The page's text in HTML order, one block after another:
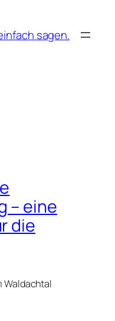
sagen.
– eine
die
Waldachtal